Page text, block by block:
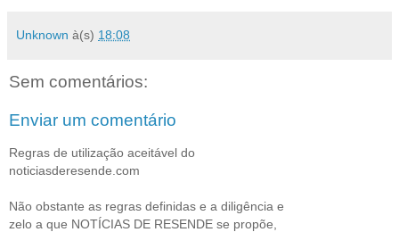
Unknown à(s) 18:08
Sem comentários:
Enviar um comentário
Regras de utilização aceitável do
noticiasderesende.com
Não obstante as regras definidas e a diligência e
zelo a que NOTÍCIAS DE RESENDE se propõe,